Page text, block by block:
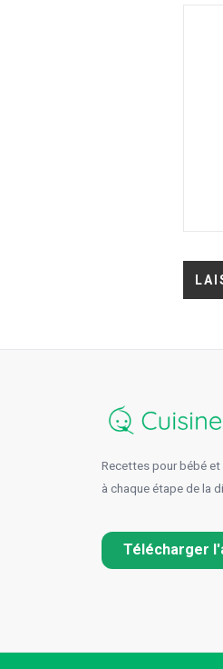
Recettes pour bébé
à chaque étape de la
Télécharger